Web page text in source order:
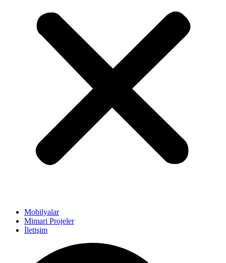
Mobilyalar
Mimari Projeler
İletişim